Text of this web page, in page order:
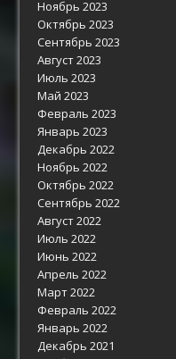
Ноябрь 2023
Октябрь 2023
Сентябрь 2023
Август 2023
Июль 2023
Май 2023
Февраль 2023
Январь 2023
Декабрь 2022
Ноябрь 2022
Октябрь 2022
Сентябрь 2022
Август 2022
Июль 2022
Июнь 2022
Апрель 2022
Март 2022
Февраль 2022
Январь 2022
Декабрь 2021